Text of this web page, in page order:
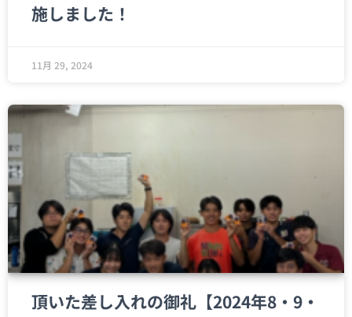
施しました！
11月 29, 2024
頂いた差し入れの御礼【2024年8・9・